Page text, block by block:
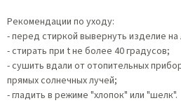
Рекомендации по уходу:
- перед стиркой вывернуть изделие
- стирать при t не более 40 градусов;
- сушить вдали от отопительных
прямых солнечных лучей;
- гладить в режиме "хлопок" или "шелк".